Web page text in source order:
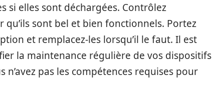
si elles sont déchargées. Contrôlez
sont bel et bien fonctionnels. Portez
et remplacez-les lorsqu’il le faut. Il est
la maintenance régulière de vos dispositifs
pas les compétences requises pour